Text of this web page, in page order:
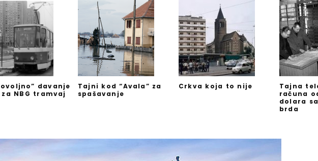
davanje
NBG tramvaj
Tajni kod “Avala” za
spašavanje
Crkva koja to nije
Tajna
računa
dolara
brda